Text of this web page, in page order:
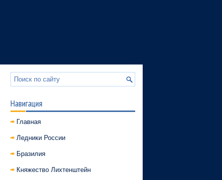
Навигация
Главная
Ледники России
Бразилия
Княжество Лихтенштейн